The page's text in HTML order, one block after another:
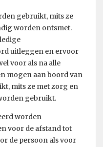
gebruikt, mits ze
worden ontsmet.
uitleggen en ervoor
voor als na alle
mogen aan boord van
mits ze met zorg en
gebruikt.
worden
voor de afstand tot
de persoon als voor